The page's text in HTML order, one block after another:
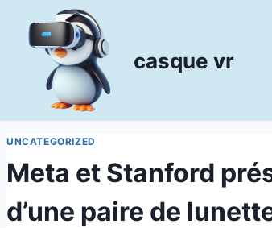
contenu
casque vr
UNCATEGORIZED
Meta et Stanford
d’une paire de